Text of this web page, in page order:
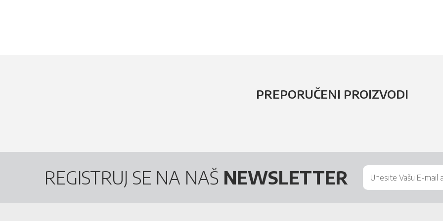
PREPORUČENI PROIZVODI
REGISTRUJ SE NA NAŠ NEWSLETTER